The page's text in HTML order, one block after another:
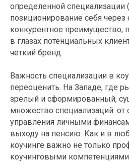
определенной специализации
позиционирование себя
конкурентное преимущество,
в глазах потенциальных
четкий бренд.
Важность специализации в
переоценить. На Западе, где
зрелый и сформированный,
множество специализаций: от
управления личными
выходу на пенсию. Как и в
коучинге важно не только
коучинговыми